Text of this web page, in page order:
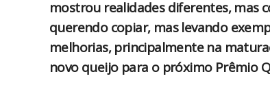
mostrou realidades diferentes, mas
querendo copiar, mas levando
melhorias, principalmente na
novo queijo para o próximo Prêmio